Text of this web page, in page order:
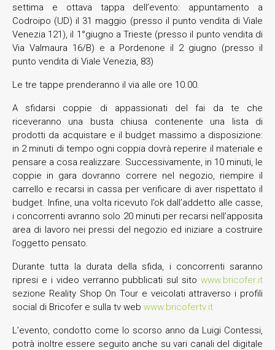
settima e ottava tappa dell’evento: appuntamento a
Codroipo (UD) il 31 maggio (presso il punto vendita di Viale
Venezia 121), il 1°giugno a Trieste (presso il punto vendita di
Via Valmaura 16/B) e a Pordenone il 2 giugno (presso il
punto vendita di Viale Venezia, 83)
Le tre tappe prenderanno il via alle ore 10.00.
A sfidarsi coppie di appassionati del fai da te che
riceveranno una busta chiusa contenente una lista di
prodotti da acquistare e il budget massimo a disposizione:
in 2 minuti di tempo ogni coppia dovrà reperire il materiale e
pensare a cosa realizzare. Successivamente, in 10 minuti, le
coppie in gara dovranno correre nel negozio, riempire il
carrello e recarsi in cassa per verificare di aver rispettato il
budget. Infine, una volta ricevuto l’ok dall’addetto alle casse,
i concorrenti avranno solo 20 minuti per recarsi nell’apposita
area di lavoro nei pressi del negozio ed iniziare a costruire
l’oggetto pensato.
Durante tutta la durata della sfida, i concorrenti saranno
ripresi e i video verranno pubblicati sul sito www.bricofer.it
sezione Reality Shop On Tour e veicolati attraverso i profili
social di Bricofer e sulla tv web www.bricofertv.it
L’evento, condotto come lo scorso anno da Luigi Contessi,
potrà inoltre essere seguito anche su vari canali del digitale